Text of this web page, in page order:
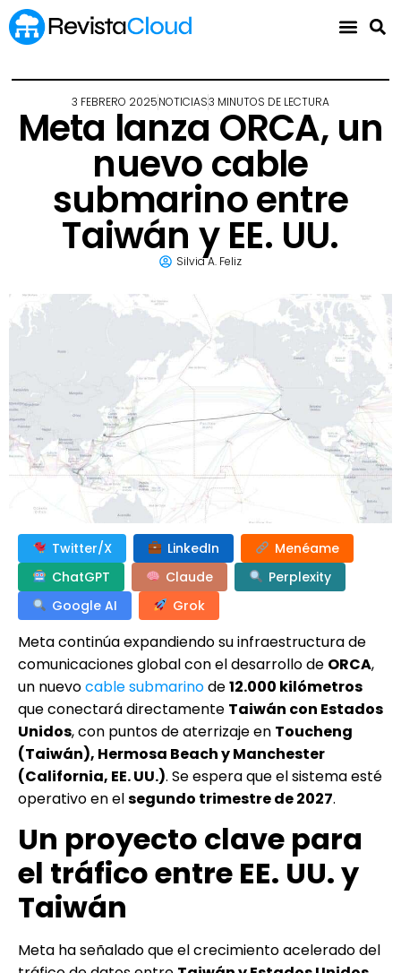
3 FEBRERO 2025NOTICIAS3 MINUTOS DE LECTURA
Meta lanza ORCA, un
nuevo cable
submarino entre
Taiwán y EE. UU.
Silvia A. Feliz
Twitter/X LinkedIn
Menéame
ChatGPT
Claude
Perplexity
Google AI
Grok
Meta continúa expandiendo su infraestructura de
comunicaciones global con el desarrollo de ORCA,
un nuevocable submarinode12.000 kilómetros
que conectará directamente Taiwán con Estados
Unidos, con puntos de aterrizaje en Toucheng
(Taiwán), Hermosa Beach y Manchester
(California, EE. UU.). Se espera que el sistema esté
operativo en elsegundo trimestre de 2027.
Un proyecto clave para
el tráfico entre EE. UU. y
Taiwán
Meta ha señalado que el crecimiento acelerado del